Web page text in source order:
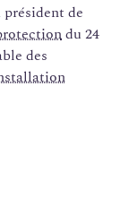
président de
du 24
des